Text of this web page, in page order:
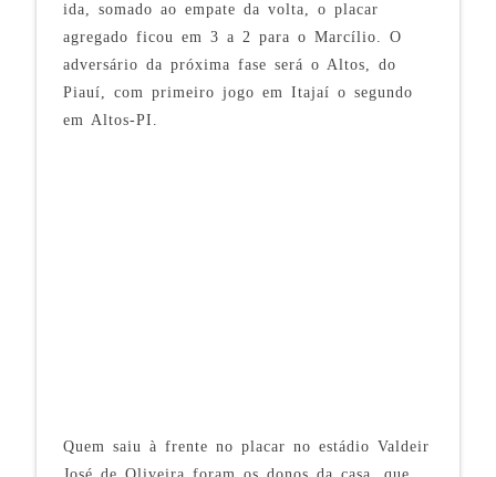
ida, somado ao empate da volta, o placar
agregado ficou em 3 a 2 para o Marcílio. O
adversário da próxima fase será o Altos, do
Piauí, com primeiro jogo em Itajaí o segundo
em Altos-PI.
Quem saiu à frente no placar no estádio Valdeir